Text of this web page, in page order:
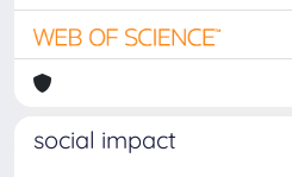
social impact